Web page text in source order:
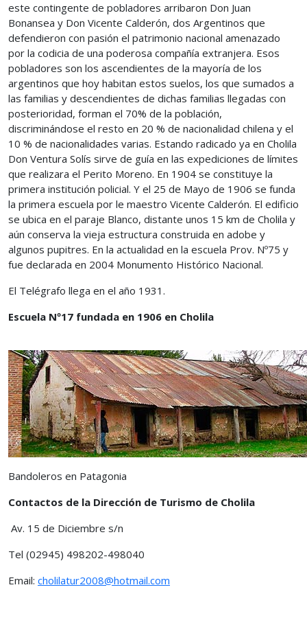
este contingente de pobladores arribaron Don Juan
Bonansea y Don Vicente Calderón, dos Argentinos que
defendieron con pasión el patrimonio nacional amenazado
por la codicia de una poderosa compañía extranjera. Esos
pobladores son los ascendientes de la mayoría de los
argentinos que hoy habitan estos suelos, los que sumados a
las familias y descendientes de dichas familias llegadas con
posterioridad, forman el 70% de la población,
discriminándose el resto en 20 % de nacionalidad chilena y el
10 % de nacionalidades varias. Estando radicado ya en Cholila
Don Ventura Solís sirve de guía en las expediciones de límites
que realizara el Perito Moreno. En 1904 se constituye la
primera institución policial. Y el 25 de Mayo de 1906 se funda
la primera escuela por le maestro Vicente Calderón. El edificio
se ubica en el paraje Blanco, distante unos 15 km de Cholila y
aún conserva la vieja estructura construida en adobe y
algunos pupitres. En la actualidad en la escuela Prov. Nº75 y
fue declarada en 2004 Monumento Histórico Nacional.
El Telégrafo llega en el año 1931.
Escuela Nº17 fundada en 1906 en Cholila
Bandoleros en Patagonia
Contactos de la Dirección de Turismo de Cholila
Av. 15 de Diciembre s/n
Tel (02945) 498202-498040
Email: cholilatur2008@hotmail.com